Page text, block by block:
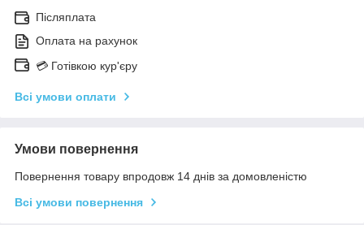
Післяплата
Оплата на рахунок
💳 Готівкою кур'єру
Всі умови оплати
Умови повернення
Повернення товару впродовж 14 днів за домовленістю
Всі умови повернення